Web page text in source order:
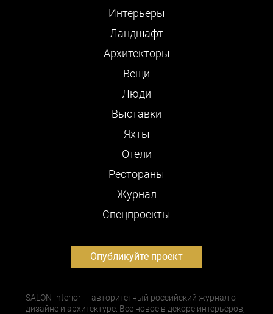
Интерьеры
Ландшафт
Архитекторы
Вещи
Люди
Выставки
Яхты
Отели
Рестораны
Журнал
Cпецпроекты
Опубликуйте проект
SALON-interior — авторитетный российский журнал о
дизайне и архитектуре. Все новое в декоре интерьеров,